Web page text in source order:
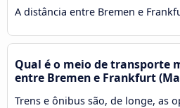
A distância entre Bremen e
Qual é o meio de transporte
entre Bremen e Frankfurt
Trens e ônibus são, de longe, as